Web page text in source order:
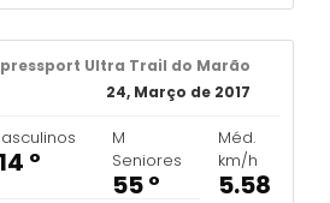
Ultra Trail do Marão
24, Março de 2017
º
M
Seniores
55 º
Méd.
km/h
5.58